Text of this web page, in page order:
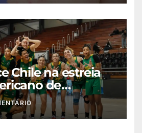
Chile na estreia
de